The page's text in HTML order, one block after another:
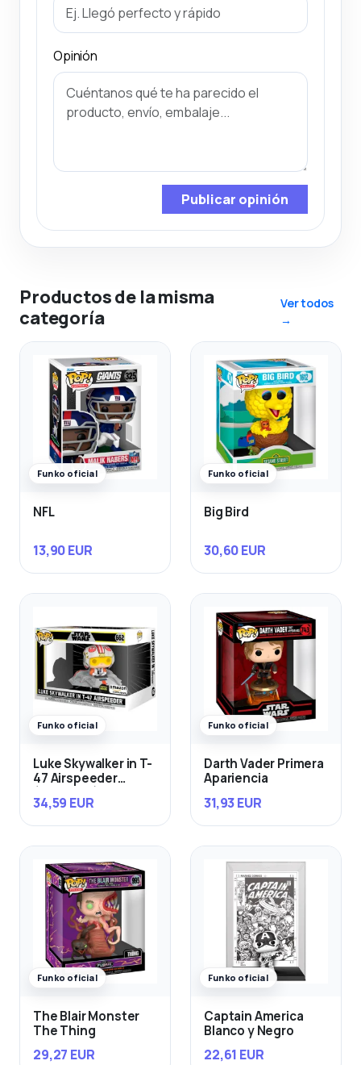
Opinión
Publicar opinión
Productos de la misma
categoría
Ver todos
→
Funko oficial
NFL
13,90 EUR
Funko oficial
Big Bird
30,60 EUR
Funko oficial
Luke Skywalker in T-
47 Airspeeder
34,59 EUR
Funko oficial
Darth Vader Primera
Apariencia
31,93 EUR
Funko oficial
The Blair Monster
The Thing
29,27 EUR
Funko oficial
Captain America
Blanco y Negro
22,61 EUR